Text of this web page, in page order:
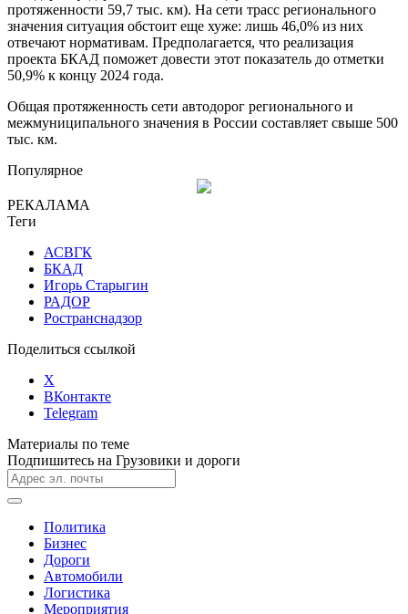
протяженности 59,7 тыс. км). На сети трасс регионального
значения ситуация обстоит еще хуже: лишь 46,0% из них
отвечают нормативам. Предполагается, что реализация
проекта БКАД поможет довести этот показатель до отметки
50,9% к концу 2024 года.
Общая протяженность сети автодорог регионального и
межмуниципального значения в России составляет свыше 500
тыс. км.
Популярное
РЕКАЛАМА
Теги
АСВГК
БКАД
Игорь Старыгин
РАДОР
Ространснадзор
Поделиться ссылкой
X
ВКонтакте
Telegram
Материалы по теме
Подпишитесь на Грузовики и дороги
Политика
Бизнес
Дороги
Автомобили
Логистика
Мероприятия